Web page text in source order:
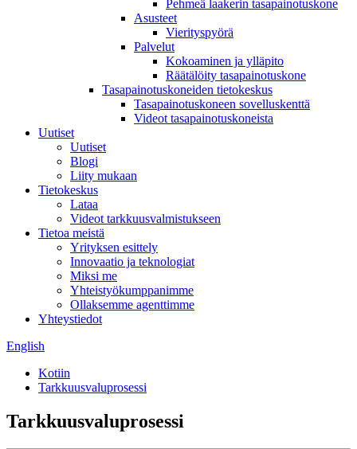
Pehmeä laakerin tasapainotuskone
Asusteet
Vierityspyörä
Palvelut
Kokoaminen ja ylläpito
Räätälöity tasapainotuskone
Tasapainotuskoneiden tietokeskus
Tasapainotuskoneen sovelluskenttä
Videot tasapainotuskoneista
Uutiset
Uutiset
Blogi
Liity mukaan
Tietokeskus
Lataa
Videot tarkkuusvalmistukseen
Tietoa meistä
Yrityksen esittely
Innovaatio ja teknologiat
Miksi me
Yhteistyökumppanimme
Ollaksemme agenttimme
Yhteystiedot
English
Kotiin
Tarkkuusvaluprosessi
Tarkkuusvaluprosessi